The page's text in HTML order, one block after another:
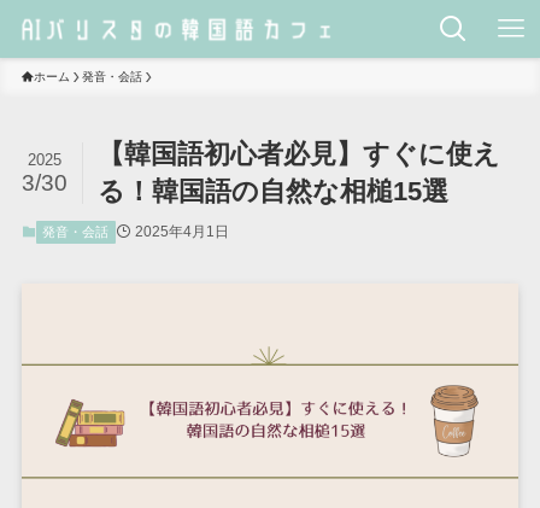
ホーム 発音・会話
【韓国語初心者必見】すぐに使え
る！韓国語の自然な相槌15選
2025
3/30
発音・会話 2025年4月1日